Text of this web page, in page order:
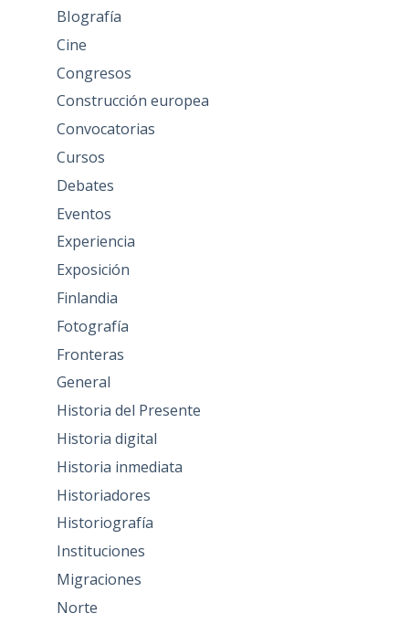
BIografía
Cine
Congresos
Construcción europea
Convocatorias
Cursos
Debates
Eventos
Experiencia
Exposición
Finlandia
Fotografía
Fronteras
General
Historia del Presente
Historia digital
Historia inmediata
Historiadores
Historiografía
Instituciones
Migraciones
Norte